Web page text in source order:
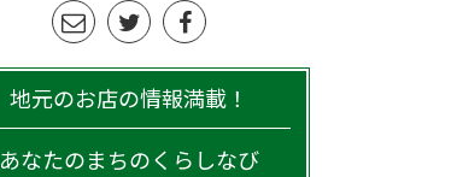
地元のお店の情報満載！
あなたのまちのくらしなび